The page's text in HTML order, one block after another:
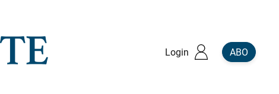
Login ABO